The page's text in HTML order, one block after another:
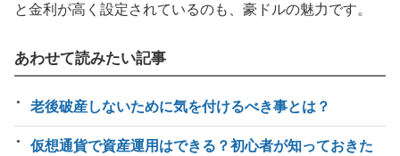
と金利が高く設定されているのも、豪ドルの魅力です。
あわせて読みたい記事
老後破産しないために気を付けるべき事とは？
仮想通貨で資産運用はできる？初心者が知っておきた